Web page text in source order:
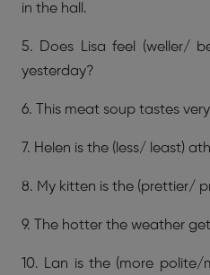
in the hall.
5. Does Lisa feel (weller/
yesterday?
6. This meat soup tastes
7. Helen is the (less/ least)
8. My kitten is the (prettier/
9. The hotter the weather
10. Lan is the (more polite/